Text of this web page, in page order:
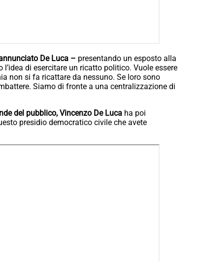
De Luca – presentando un esposto alla
di esercitare un ricatto politico. Vuole essere
non si fa ricattare da nessuno. Se loro sono
Siamo di fronte a una centralizzazione di
del pubblico, Vincenzo De Luca ha poi
presidio democratico civile che avete